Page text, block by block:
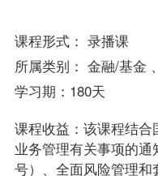
课程形式： 录播
所属类别： 金融/基金 、
学习期：180天
课程收益：该课程结
业务管理有关事项的
号）、全面风险管理